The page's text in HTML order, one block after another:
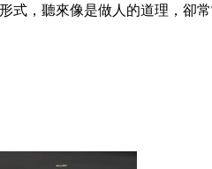
，聽來像是做人的道理，卻